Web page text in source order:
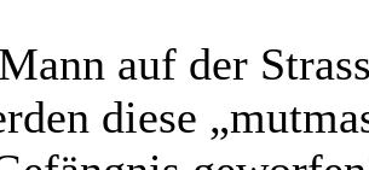
auf der
diese